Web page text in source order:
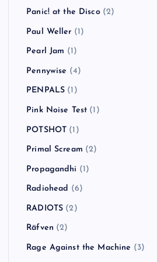
Panic! at the Disco(2)
Paul Weller (1)
Pearl Jam (1)
Pennywise (4)
PENPALS (1)
Pink Noise Test (1)
POTSHOT (1)
Primal Scream (2)
Propagandhi (1)
Radiohead (6)
RADIOTS (2)
Räfven (2)
Rage Against the Machine (3)